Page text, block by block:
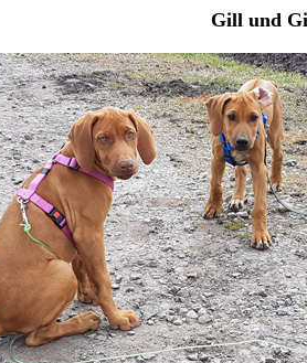
Gill und